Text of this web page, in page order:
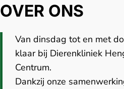
OVER ONS
Van dinsdag tot en met
klaar bij Dierenkliniek
Centrum.
Dankzij onze